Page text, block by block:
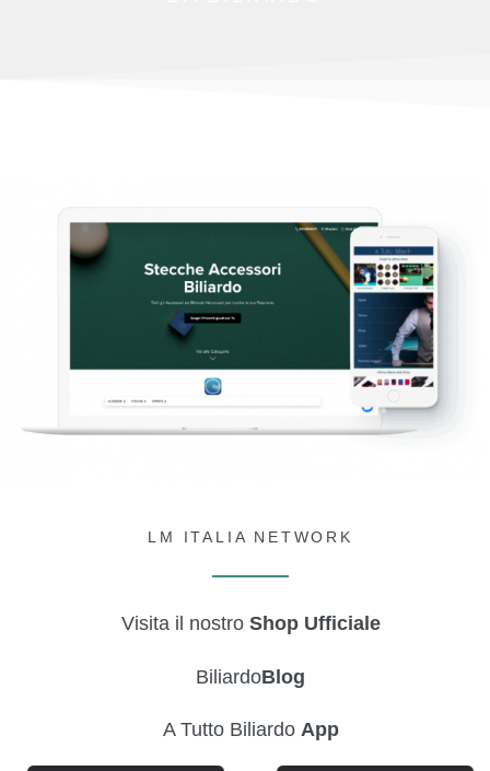
LM ITALIA NETWORK
Visita il nostro Shop Ufficiale
BiliardoBlog
A Tutto Biliardo App